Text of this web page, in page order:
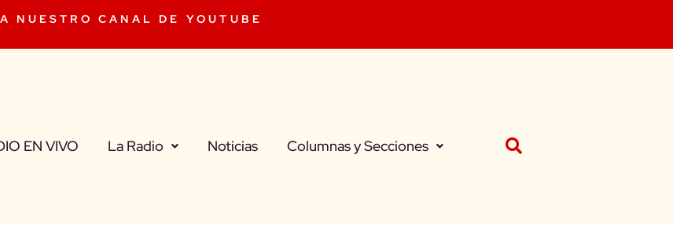
NUESTRO CANAL DE YOUTUBE
EN VIVO La Radio Noticias Columnas y Secciones